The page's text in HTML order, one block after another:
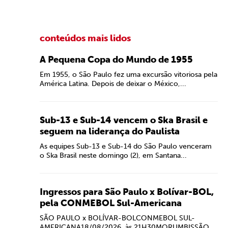
conteúdos mais lidos
A Pequena Copa do Mundo de 1955
Em 1955, o São Paulo fez uma excursão vitoriosa pela
América Latina. Depois de deixar o México,...
Sub-13 e Sub-14 vencem o Ska Brasil e
seguem na liderança do Paulista
As equipes Sub-13 e Sub-14 do São Paulo venceram
o Ska Brasil neste domingo (2), em Santana...
Ingressos para São Paulo x Bolívar-BOL,
pela CONMEBOL Sul-Americana
SÃO PAULO x BOLÍVAR-BOLCONMEBOL SUL-